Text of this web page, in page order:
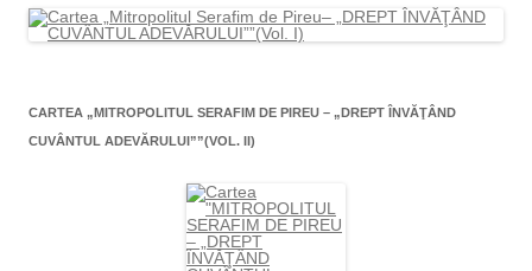
CARTEA „MITROPOLITUL SERAFIM DE PIREU – „DREPT ÎNVĂŢÂND
CUVÂNTUL ADEVĂRULUI””(VOL. II)